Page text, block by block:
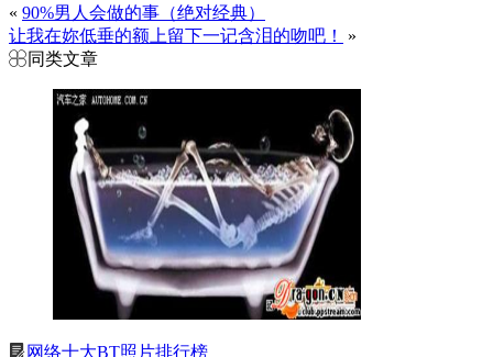
« 90%男人会做的事（绝对经典）
让我在妳低垂的额上留下一记含泪的吻吧！
»
同类文章
网络十大BT照片排行榜